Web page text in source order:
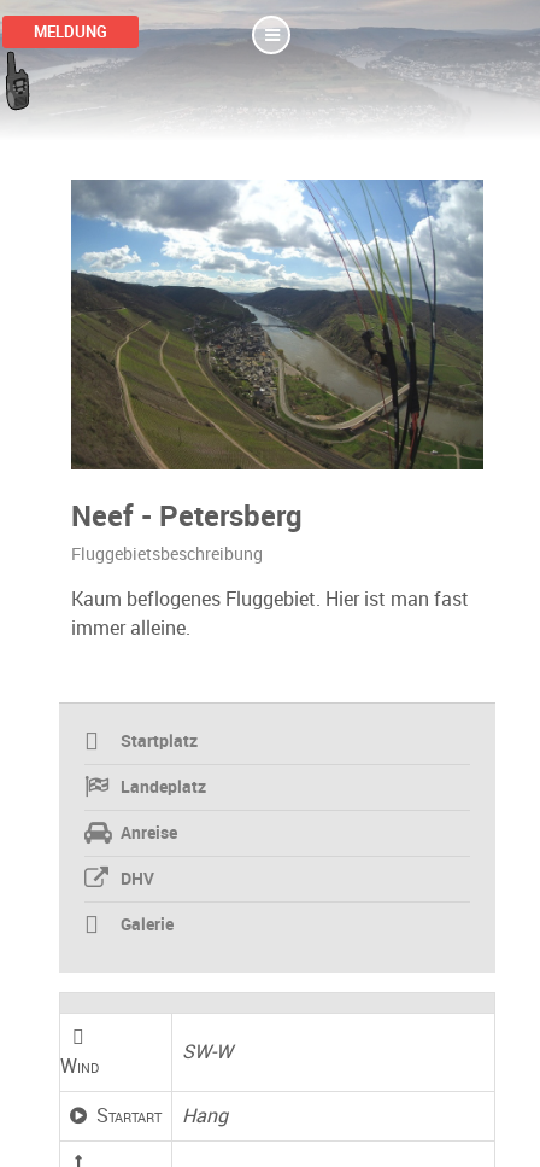
MELDUNG
Neef - Petersberg
Fluggebietsbeschreibung
Kaum beflogenes Fluggebiet. Hier ist man fast
immer alleine.
Startplatz
Landeplatz
Anreise
DHV
Galerie
Wind
SW-W
Startart Hang